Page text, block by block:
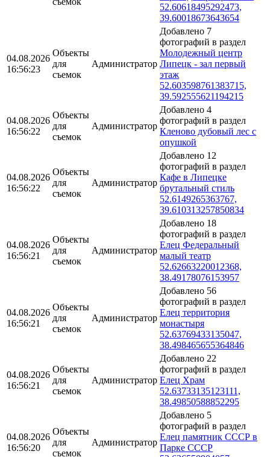
52.60618495292473,
39.60018673643654
04.08.2026
16:56:23
Объекты
для
съемок
Администратор
Добавлено 7
фотографий в раздел
Молодежный центр
Липецк - зал первый
этаж
52.603598761383715,
39.592555621194215
04.08.2026
16:56:22
Объекты
для
съемок
Администратор
Добавлено 4
фотографий в раздел
Кленово дубовый лес с
опушкой
04.08.2026
16:56:22
Объекты
для
съемок
Администратор
Добавлено 12
фотографий в раздел
Кафе в Липецке
брутальный стиль
52.6149265363767,
39.610313257850834
04.08.2026
16:56:21
Объекты
для
съемок
Администратор
Добавлено 18
фотографий в раздел
Елец Федеральный
малый театр
52.62663220012368,
38.49178076153957
04.08.2026
16:56:21
Объекты
для
съемок
Администратор
Добавлено 56
фотографий в раздел
Елец территория
монастыря
52.63769433135047,
38.498465655364846
04.08.2026
16:56:21
Объекты
для
съемок
Администратор
Добавлено 22
фотографий в раздел
Елец Храм
52.63733135123111,
38.49850588852295
04.08.2026
16:56:20
Объекты
для
съемок
Администратор
Добавлено 5
фотографий в раздел
Елец памятник СССР в
Парке СССР